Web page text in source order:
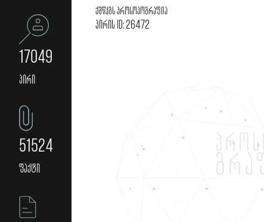
17049
პირი
51524
ფაქტი
ქშწკგს პროსოპოგრაფია
პირის ID: 26472